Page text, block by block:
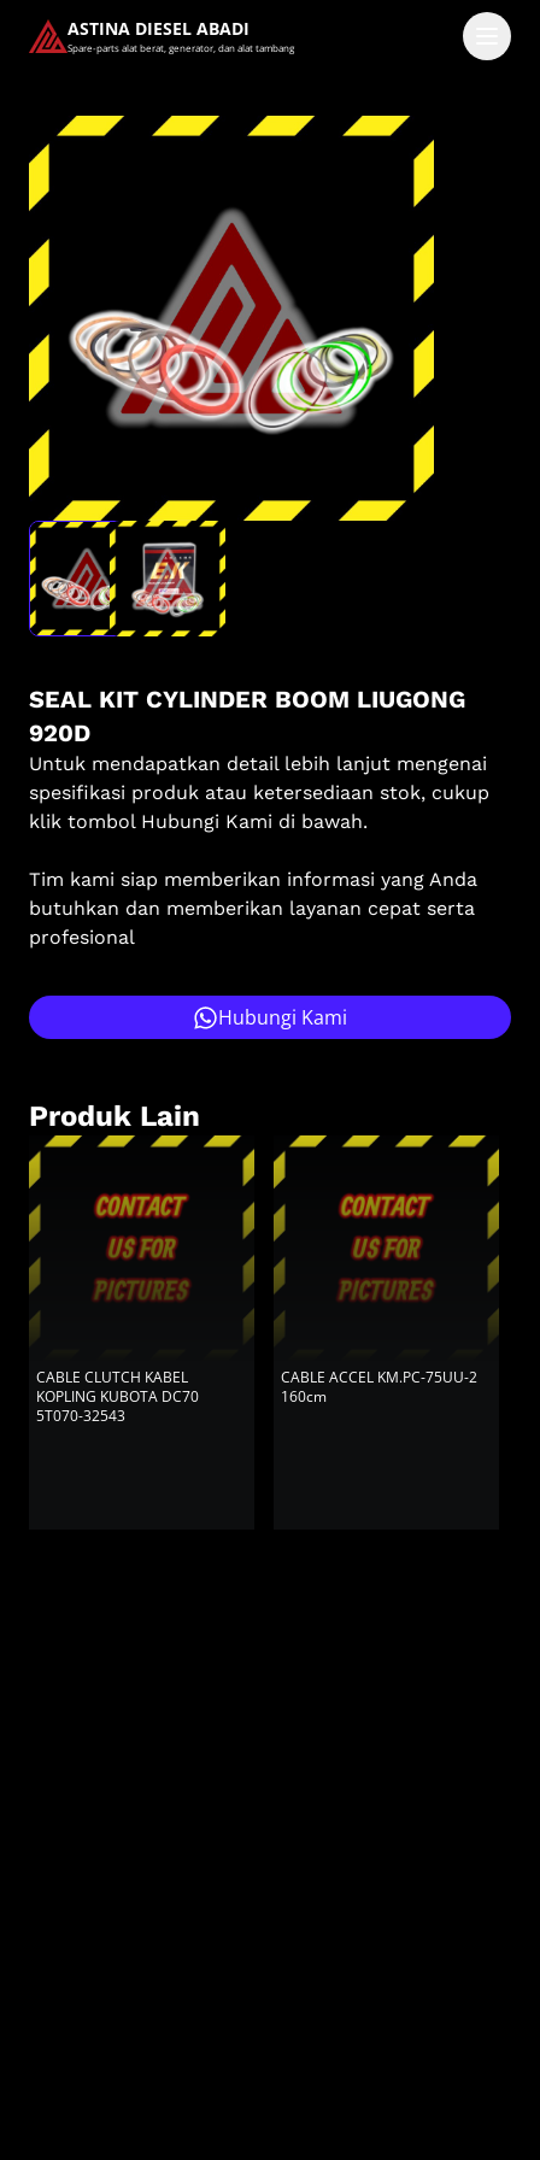
ASTINA DIESEL ABADI
Spare-parts alat berat, generator, dan alat tambang
Lanjutkan dengan Google
Dengan melanjutkan, kamu telah membaca dan setuju
denganKetentuan LayanandanKebijakan Privasi kami.
SEAL KIT CYLINDER BOOM LIUGONG
920D
Untuk mendapatkan detail lebih lanjut mengenai
spesifikasi produk atau ketersediaan stok, cukup
klik tombol Hubungi Kami di bawah.
Tim kami siap memberikan informasi yang Anda
butuhkan dan memberikan layanan cepat serta
profesional
Hubungi Kami
Produk Lain
CABLE CLUTCH KABEL
KOPLING KUBOTA DC70
5T070-32543
CABLE ACCEL KM.PC-75UU-2
160cm